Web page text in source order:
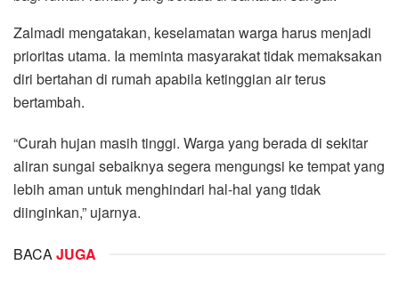
Zalmadi mengatakan, keselamatan warga harus menjadi
prioritas utama. Ia meminta masyarakat tidak memaksakan
diri bertahan di rumah apabila ketinggian air terus
bertambah.
“Curah hujan masih tinggi. Warga yang berada di sekitar
aliran sungai sebaiknya segera mengungsi ke tempat yang
lebih aman untuk menghindari hal-hal yang tidak
diinginkan,” ujarnya.
BACAJUGA